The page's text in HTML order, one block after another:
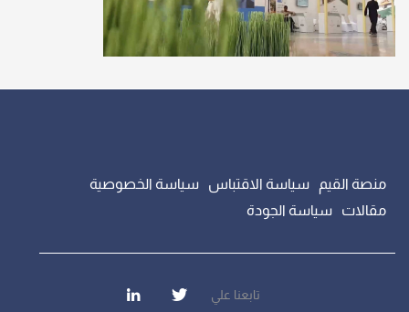
منصة القيم سياسة الاقتباس
سياسة الخصوصية
مقالات
سياسة الجودة
تابعنا علي